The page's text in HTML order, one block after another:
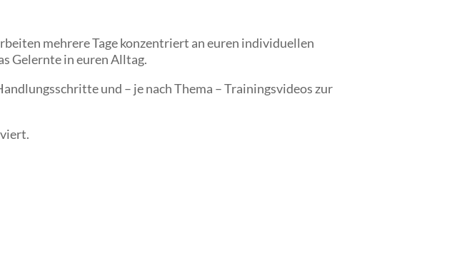
mehrere Tage konzentriert an euren individuellen
Gelernte in euren Alltag.
und – je nach Thema – Trainingsvideos zur